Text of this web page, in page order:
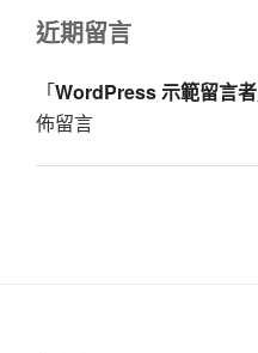
近期留言
「WordPress 示範留言者
佈留言